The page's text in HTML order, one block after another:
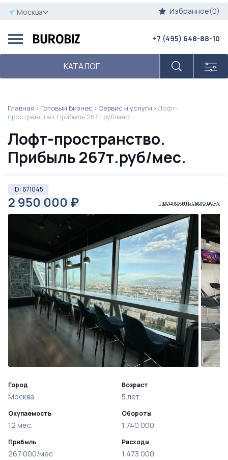
Москва Избранное(0)
КАТАЛОГ
+7 (495) 648-88-10
Главная Готовый Бизнес Сервис и услуги
Лофт-
пространство. Прибыль 267т.руб/мес.
Лофт-пространство.
Прибыль 267т.руб/мес.
ID: 671045
2 950 000 ₽ предложить свою цену
Город
Москва
Окупаемость
12 мес.
Прибыль
267 000/мес
Возраст
5 лет
Обороты
1 740 000
Расходы
1 473 000